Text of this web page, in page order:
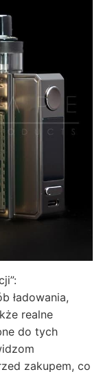
ładowania,
realne
do tych
zakupem, co